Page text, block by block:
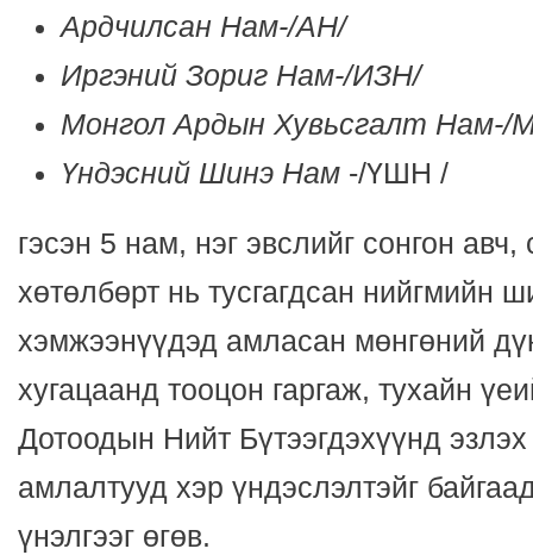
Ардчилсан Нам-/АН/
Иргэний Зориг Нам-/ИЗН/
Монгол Ардын Хувьсгалт Нам-/
Үндэсний Шинэ Нам -/ҮШН /
гэсэн 5 нам, нэг эвслийг сонгон
хөтөлбөрт нь тусгагдсан нийгмийн
хэмжээнүүдэд амласан мөнгөний
хугацаанд тооцон гаргаж, тухайн
Дотоодын Нийт Бүтээгдэхүүнд
амлалтууд хэр үндэслэлтэйг
үнэлгээг өгөв.